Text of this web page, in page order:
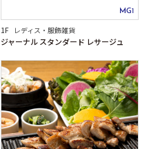
MG1
1F レディス・服飾雑貨
ジャーナル スタンダード レサージュ